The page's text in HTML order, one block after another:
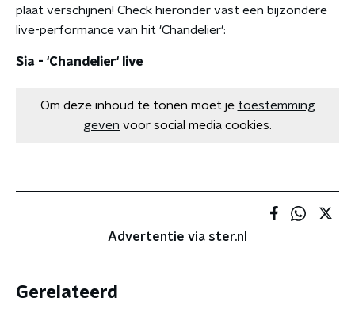
plaat verschijnen! Check hieronder vast een bijzondere
live-performance van hit 'Chandelier':
Sia - 'Chandelier' live
Om deze inhoud te tonen moet je toestemming
geven voor social media cookies.
Advertentie via ster.nl
Gerelateerd